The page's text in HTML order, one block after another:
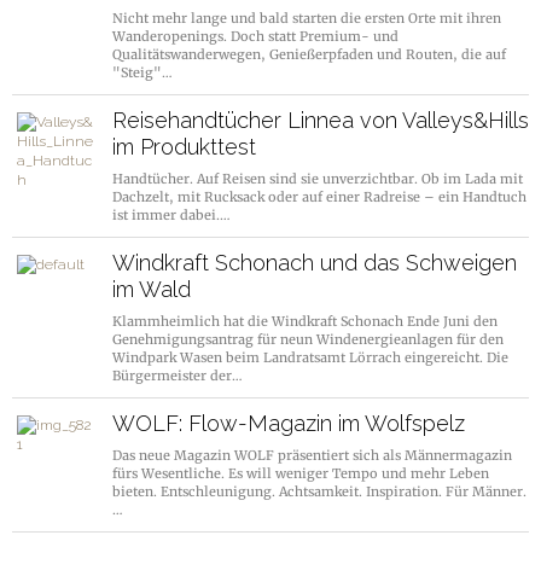
Nicht mehr lange und bald starten die ersten Orte mit ihren
Wanderopenings. Doch statt Premium- und
Qualitätswanderwegen, Genießerpfaden und Routen, die auf
"Steig"…
Reisehandtücher Linnea von Valleys&Hills
im Produkttest
Handtücher. Auf Reisen sind sie unverzichtbar. Ob im Lada mit
Dachzelt, mit Rucksack oder auf einer Radreise – ein Handtuch
ist immer dabei.…
Windkraft Schonach und das Schweigen
im Wald
Klammheimlich hat die Windkraft Schonach Ende Juni den
Genehmigungsantrag für neun Windenergieanlagen für den
Windpark Wasen beim Landratsamt Lörrach eingereicht. Die
Bürgermeister der…
WOLF: Flow-Magazin im Wolfspelz
Das neue Magazin WOLF präsentiert sich als Männermagazin
fürs Wesentliche. Es will weniger Tempo und mehr Leben
bieten. Entschleunigung. Achtsamkeit. Inspiration. Für Männer.
…